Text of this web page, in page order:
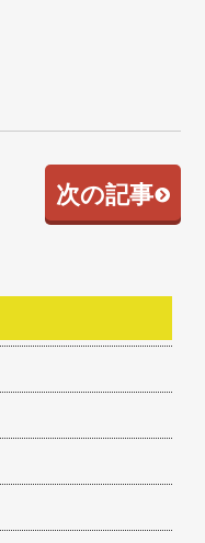
次の記事